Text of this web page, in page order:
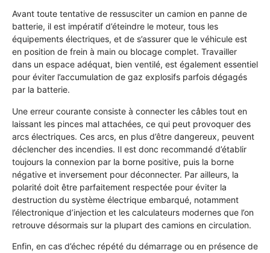
Avant toute tentative de ressusciter un camion en panne de
batterie, il est impératif d’éteindre le moteur, tous les
équipements électriques, et de s’assurer que le véhicule est
en position de frein à main ou blocage complet. Travailler
dans un espace adéquat, bien ventilé, est également essentiel
pour éviter l’accumulation de gaz explosifs parfois dégagés
par la batterie.
Une erreur courante consiste à connecter les câbles tout en
laissant les pinces mal attachées, ce qui peut provoquer des
arcs électriques. Ces arcs, en plus d’être dangereux, peuvent
déclencher des incendies. Il est donc recommandé d’établir
toujours la connexion par la borne positive, puis la borne
négative et inversement pour déconnecter. Par ailleurs, la
polarité doit être parfaitement respectée pour éviter la
destruction du système électrique embarqué, notamment
l’électronique d’injection et les calculateurs modernes que l’on
retrouve désormais sur la plupart des camions en circulation.
Enfin, en cas d’échec répété du démarrage ou en présence de